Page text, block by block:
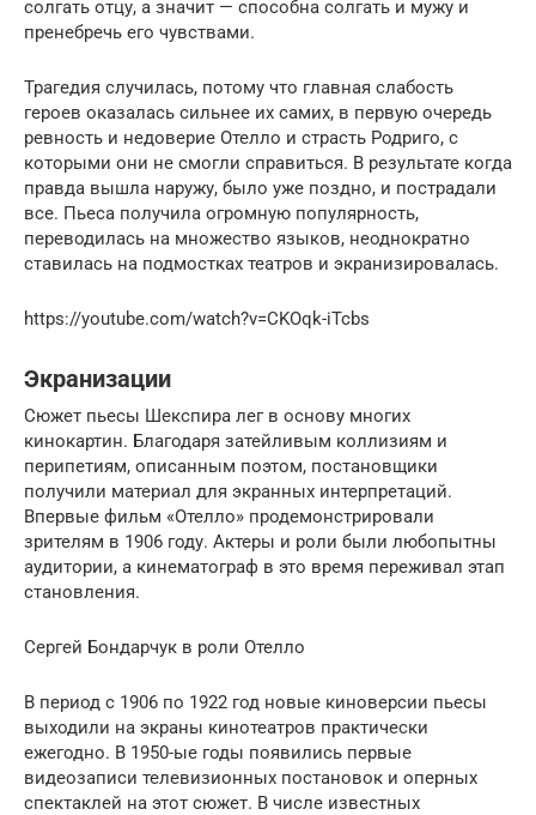
солгать отцу, а значит — способна солгать и мужу и
пренебречь его чувствами.
Трагедия случилась, потому что главная слабость
героев оказалась сильнее их самих, в первую очередь
ревность и недоверие Отелло и страсть Родриго, с
которыми они не смогли справиться. В результате когда
правда вышла наружу, было уже поздно, и пострадали
все. Пьеса получила огромную популярность,
переводилась на множество языков, неоднократно
ставилась на подмостках театров и экранизировалась.
https://youtube.com/watch?v=CKOqk-iTcbs
Экранизации
Сюжет пьесы Шекспира лег в основу многих
кинокартин. Благодаря затейливым коллизиям и
перипетиям, описанным поэтом, постановщики
получили материал для экранных интерпретаций.
Впервые фильм «Отелло» продемонстрировали
зрителям в 1906 году. Актеры и роли были любопытны
аудитории, а кинематограф в это время переживал этап
становления.
Сергей Бондарчук в роли Отелло
В период с 1906 по 1922 год новые киноверсии пьесы
выходили на экраны кинотеатров практически
ежегодно. В 1950-ые годы появились первые
видеозаписи телевизионных постановок и оперных
спектаклей на этот сюжет. В числе известных